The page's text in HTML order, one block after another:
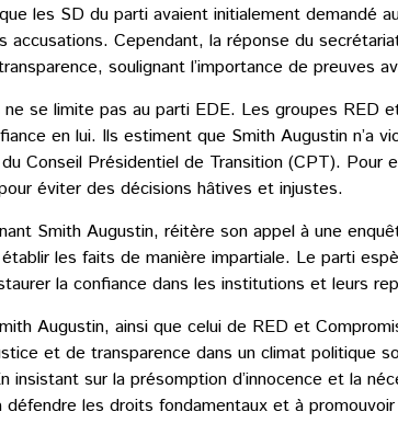
les SD du parti avaient initialement demandé
accusations. Cependant, la réponse du
soulignant l’importance de preuves
se limite pas au parti EDE. Les groupes RED
en lui. Ils estiment que Smith Augustin n’a
Conseil Présidentiel de Transition (CPT). Pour
éviter des décisions hâtives et injustes.
Smith Augustin, réitère son appel à une
les faits de manière impartiale. Le parti
la confiance dans les institutions et leurs
Augustin, ainsi que celui de RED et
et de transparence dans un climat politique
insistant sur la présomption d’innocence et la
les droits fondamentaux et à